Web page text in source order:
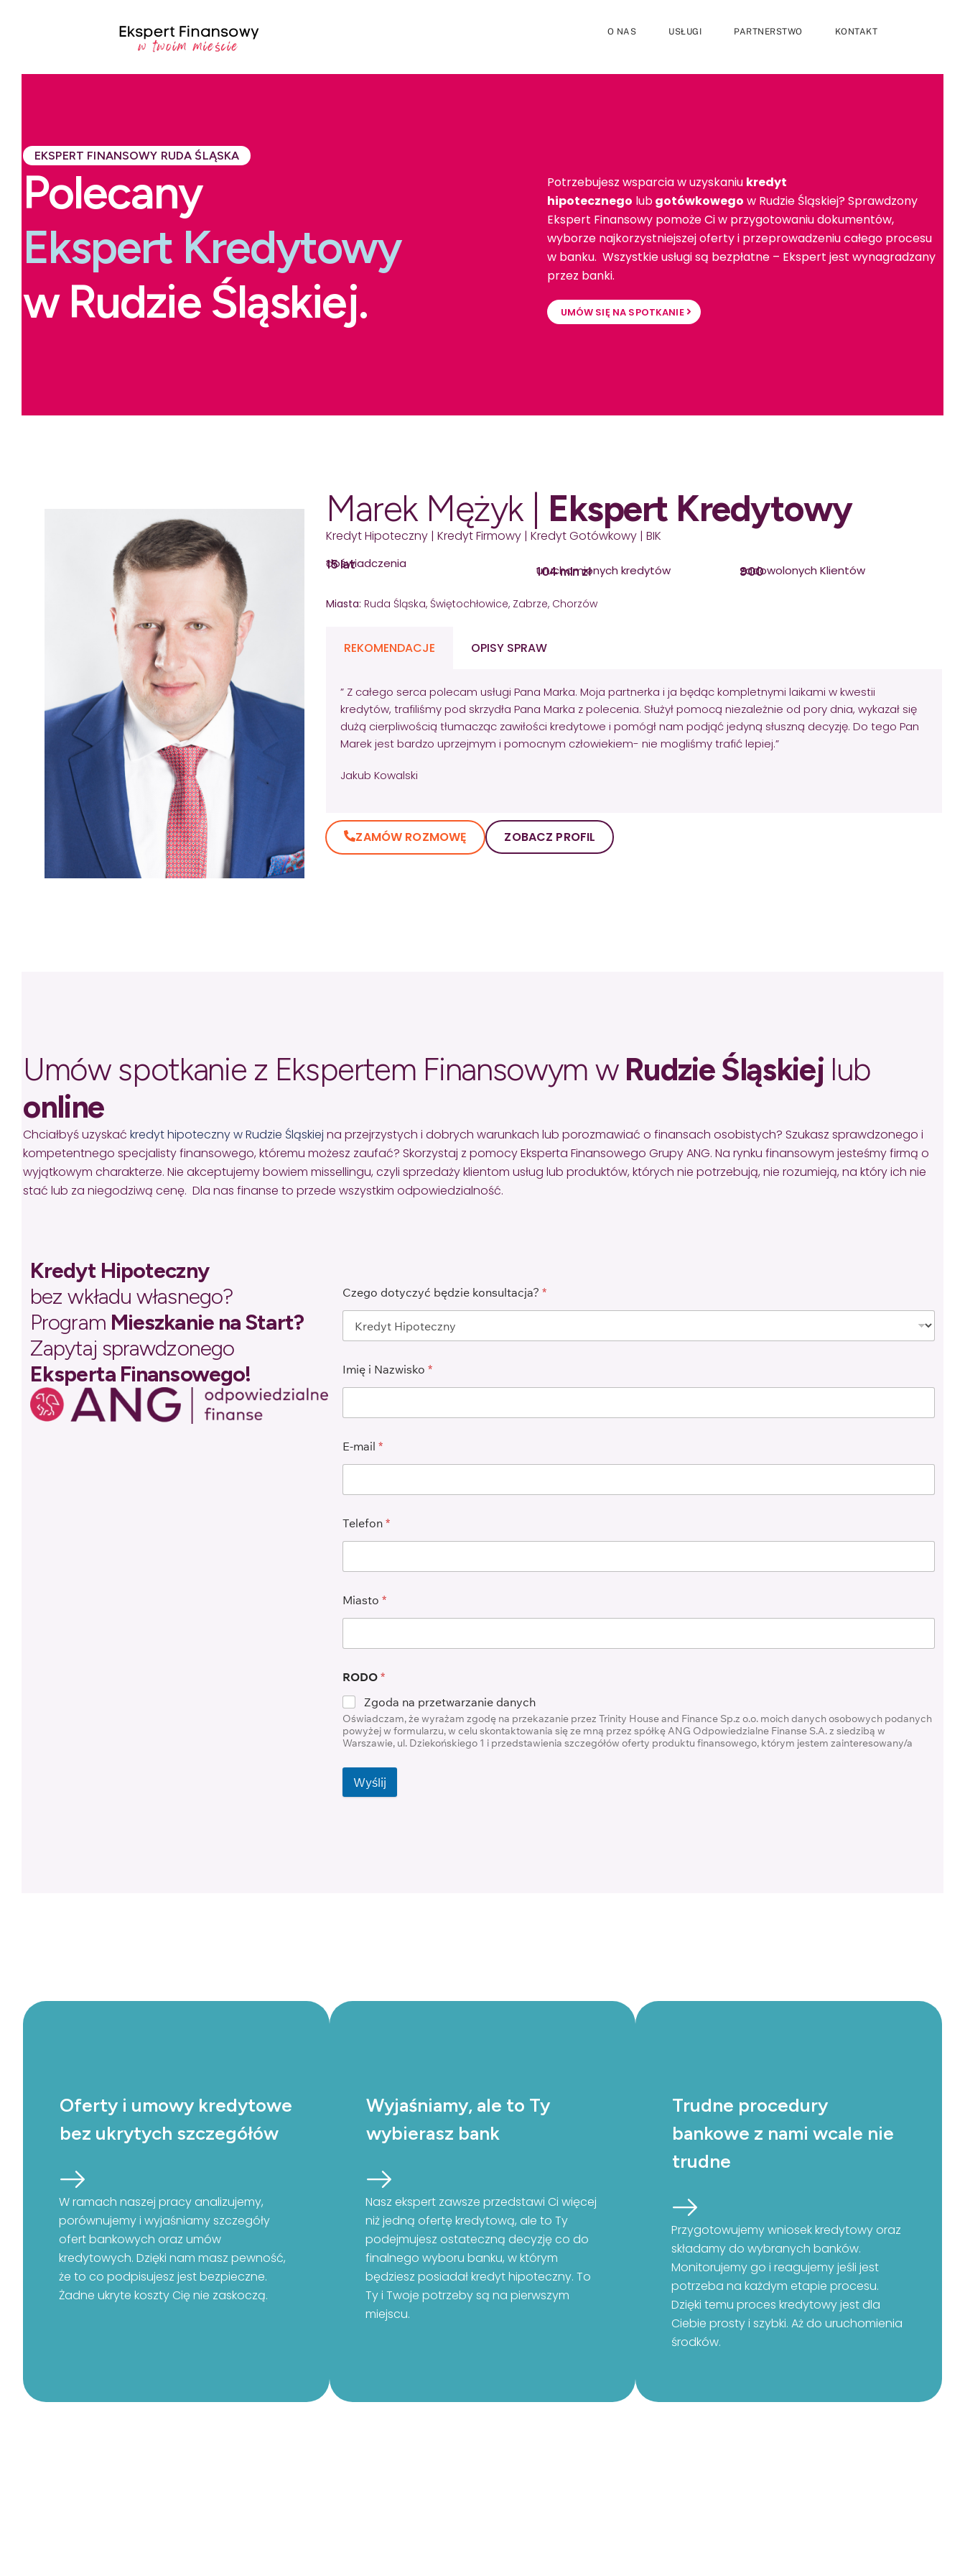
O NAS USŁUGI PARTNERSTWO KONTAKT
EKSPERT FINANSOWY RUDA ŚLĄSKA
Polecany
Ekspert Kredytowy
w Rudzie Śląskiej.
Potrzebujesz wsparcia w uzyskaniu kredyt
hipotecznego lubgotówkowego w Rudzie Śląskiej? Sprawdzony
Ekspert Finansowy pomoże Ci w przygotowaniu dokumentów,
wyborze najkorzystniejszej oferty i przeprowadzeniu całego procesu
w banku. Wszystkie usługi są bezpłatne – Ekspert jest wynagradzany
przez banki.
UMÓW SIĘ NA SPOTKANIE
Marek Mężyk | Ekspert Kredytowy
Kredyt Hipoteczny | Kredyt Firmowy | Kredyt Gotówkowy | BIK
15 lat
doświadczenia
104 mln zł
uruchomionych kredytów 900
zadowolonych Klientów
Miasta: Ruda Śląska, Świętochłowice, Zabrze, Chorzów
REKOMENDACJE OPISY SPRAW
” Z całego serca polecam usługi Pana Marka. Moja partnerka i ja będąc kompletnymi laikami w kwestii
kredytów, trafiliśmy pod skrzydła Pana Marka z polecenia. Służył pomocą niezależnie od pory dnia, wykazał się
dużą cierpliwością tłumacząc zawiłości kredytowe i pomógł nam podjąć jedyną słuszną decyzję. Do tego Pan
Marek jest bardzo uprzejmym i pomocnym człowiekiem- nie mogliśmy trafić lepiej.”
Jakub Kowalski
ZAMÓW ROZMOWĘ ZOBACZ PROFIL
Umów spotkanie z Ekspertem Finansowym wRudzie Śląskiej lub
online
Chciałbyś uzyskać kredyt hipoteczny w Rudzie Śląskiej na przejrzystych i dobrych warunkach lub porozmawiać o finansach osobistych? Szukasz sprawdzonego i
kompetentnego specjalisty finansowego, któremu możesz zaufać? Skorzystaj z pomocy Eksperta Finansowego Grupy ANG. Na rynku finansowym jesteśmy firmą o
wyjątkowym charakterze. Nie akceptujemy bowiem missellingu, czyli sprzedaży klientom usług lub produktów, których nie potrzebują, nie rozumieją, na który ich nie
stać lub za niegodziwą cenę. Dla nas finanse to przede wszystkim odpowiedzialność.
Kredyt Hipoteczny
bez wkładu własnego?
Program Mieszkanie na Start?
Zapytaj sprawdzonego
Eksperta Finansowego!
Czego dotyczyć będzie konsultacja? *
Imię i Nazwisko *
E-mail *
Telefon *
Miasto *
RODO *
Zgoda na przetwarzanie danych
Oświadczam, że wyrażam zgodę na przekazanie przez Trinity House and Finance Sp.z o.o. moich danych osobowych podanych
powyżej w formularzu, w celu skontaktowania się ze mną przez spółkę ANG Odpowiedzialne Finanse S.A. z siedzibą w
Warszawie, ul. Dziekońskiego 1 i przedstawienia szczegółów oferty produktu finansowego, którym jestem zainteresowany/a
Wyślij
Oferty i umowy kredytowe
bez ukrytych szczegółów
W ramach naszej pracy analizujemy,
porównujemy i wyjaśniamy szczegóły
ofert bankowych oraz umów
kredytowych. Dzięki nam masz pewność,
że to co podpisujesz jest bezpieczne.
Żadne ukryte koszty Cię nie zaskoczą.
Wyjaśniamy, ale to Ty
wybierasz bank
Nasz ekspert zawsze przedstawi Ci więcej
niż jedną ofertę kredytową, ale to Ty
podejmujesz ostateczną decyzję co do
finalnego wyboru banku, w którym
będziesz posiadał kredyt hipoteczny. To
Ty i Twoje potrzeby są na pierwszym
miejscu.
Trudne procedury
bankowe z nami wcale nie
trudne
Przygotowujemy wniosek kredytowy oraz
składamy do wybranych banków.
Monitorujemy go i reagujemy jeśli jest
potrzeba na każdym etapie procesu.
Dzięki temu proces kredytowy jest dla
Ciebie prosty i szybki. Aż do uruchomienia
środków.